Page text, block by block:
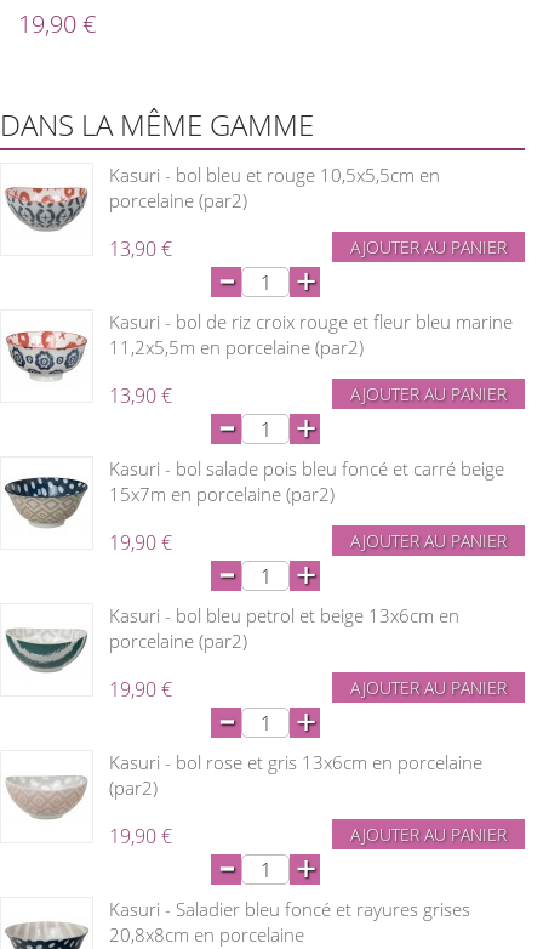
19,90 €
DANS LA MÊME GAMME
Kasuri - bol bleu et rouge 10,5x5,5cm en
porcelaine (par2)
13,90 € AJOUTER AU PANIER
- +
Kasuri - bol de riz croix rouge et fleur bleu marine
11,2x5,5m en porcelaine (par2)
13,90 € AJOUTER AU PANIER
- +
Kasuri - bol salade pois bleu foncé et carré beige
15x7m en porcelaine (par2)
19,90 € AJOUTER AU PANIER
- +
Kasuri - bol bleu petrol et beige 13x6cm en
porcelaine (par2)
19,90 € AJOUTER AU PANIER
- +
Kasuri - bol rose et gris 13x6cm en porcelaine
(par2)
19,90 € AJOUTER AU PANIER
- +
Kasuri - Saladier bleu foncé et rayures grises
20,8x8cm en porcelaine